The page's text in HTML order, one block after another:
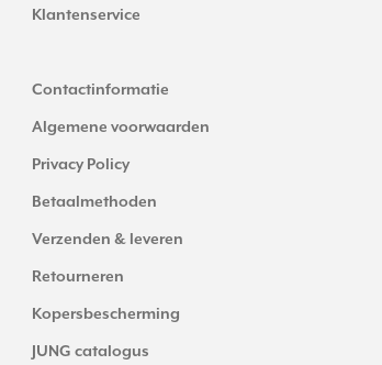
Klantenservice
Contactinformatie
Algemene voorwaarden
Privacy Policy
Betaalmethoden
Verzenden & leveren
Retourneren
Kopersbescherming
JUNG catalogus